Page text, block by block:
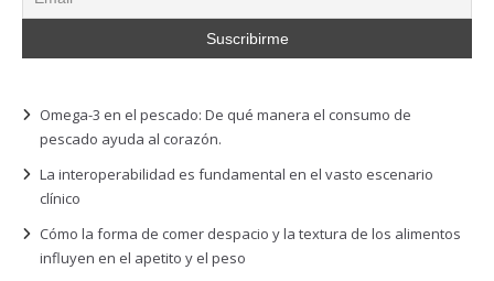
Omega-3 en el pescado: De qué manera el consumo de
pescado ayuda al corazón.
La interoperabilidad es fundamental en el vasto escenario
clínico
Cómo la forma de comer despacio y la textura de los alimentos
influyen en el apetito y el peso